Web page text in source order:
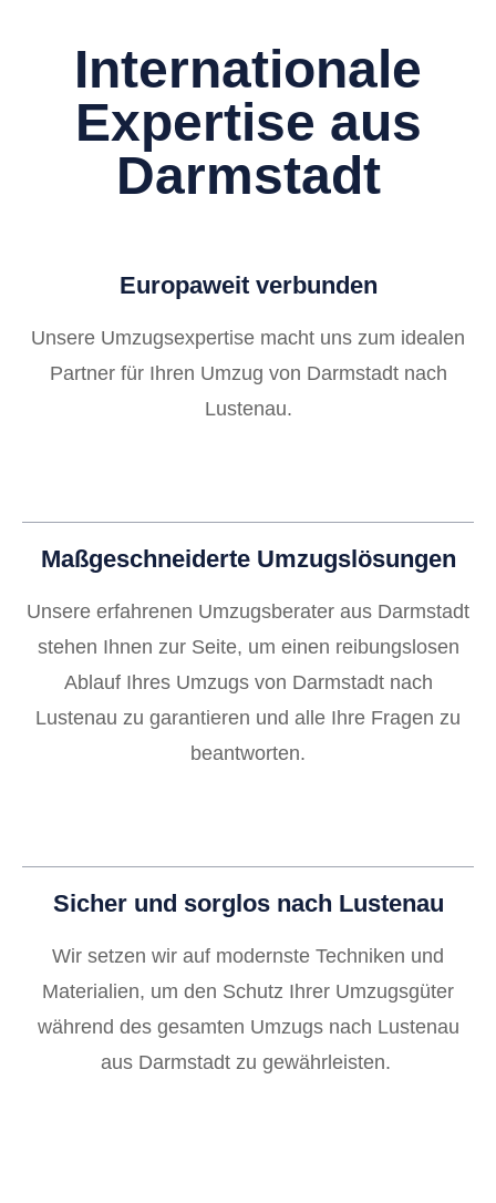
Internationale
Expertise aus
Darmstadt
Europaweit verbunden
Unsere Umzugsexpertise macht uns zum idealen
Partner für Ihren Umzug von Darmstadt nach
Lustenau.
Maßgeschneiderte Umzugslösungen
Unsere erfahrenen Umzugsberater aus Darmstadt
stehen Ihnen zur Seite, um einen reibungslosen
Ablauf Ihres Umzugs von Darmstadt nach
Lustenau zu garantieren und alle Ihre Fragen zu
beantworten.
Sicher und sorglos nach Lustenau
Wir setzen wir auf modernste Techniken und
Materialien, um den Schutz Ihrer Umzugsgüter
während des gesamten Umzugs nach Lustenau
aus Darmstadt zu gewährleisten.